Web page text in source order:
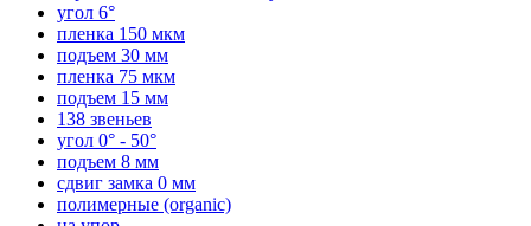
угол 6°
пленка 150 мкм
подъем 30 мм
пленка 75 мкм
подъем 15 мм
138 звеньев
угол 0° - 50°
подъем 8 мм
сдвиг замка 0 мм
полимерные (organic)